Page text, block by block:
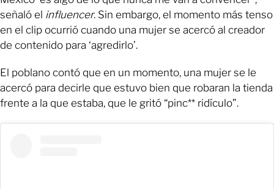
señaló el influencer. Sin embargo, el momento más tenso
en el clip ocurrió cuando una mujer se acercó al creador
de contenido para ‘agredirlo’.
El poblano contó que en un momento, una mujer se le
acercó para decirle que estuvo bien que robaran la tienda
frente a la que estaba, que le gritó “pinc** ridículo”.